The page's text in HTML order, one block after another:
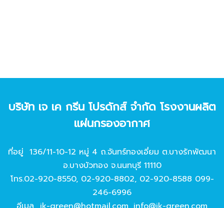
บริษัท เจ เค กรีน โปรดักส์ จํากัด โรงงานผลิต
แผ่นกรองอากาศ
ที่อยู่ 136/11-10-12 หมู่ 4 ถ.จันทร์ทองเอี่ยม ต.บางรักพัฒนา
อ.บางบัวทอง จ.นนทบุรี 11110
โทร.02-920-8550, 02-920-8802, 02-920-8588 099-
246-6996